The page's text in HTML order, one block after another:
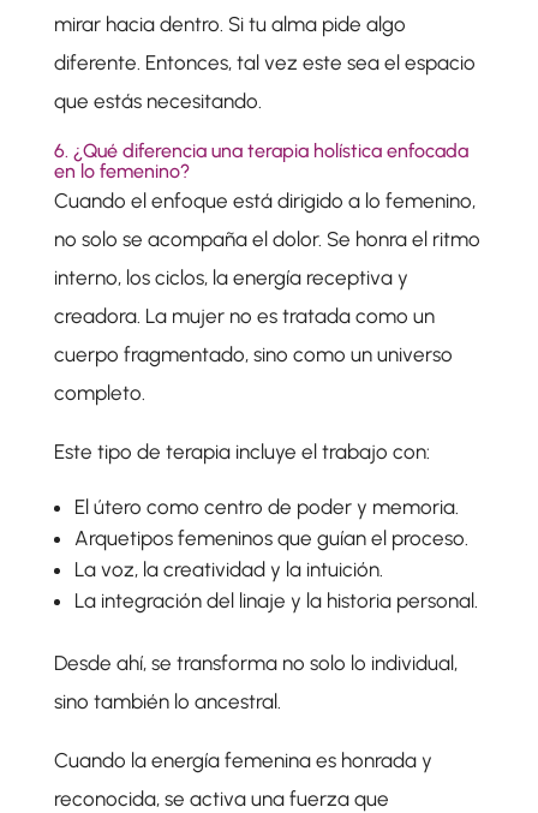
mirar hacia dentro. Si tu alma pide algo
diferente. Entonces, tal vez este sea el espacio
que estás necesitando.
6. ¿Qué diferencia una terapia holística enfocada
en lo femenino?
Cuando el enfoque está dirigido a lo femenino,
no solo se acompaña el dolor. Se honra el ritmo
interno, los ciclos, la energía receptiva y
creadora. La mujer no es tratada como un
cuerpo fragmentado, sino como un universo
completo.
Este tipo de terapia incluye el trabajo con:
El útero como centro de poder y memoria.
Arquetipos femeninos que guían el proceso.
La voz, la creatividad y la intuición.
La integración del linaje y la historia personal.
Desde ahí, se transforma no solo lo individual,
sino también lo ancestral.
Cuando la energía femenina es honrada y
reconocida, se activa una fuerza que